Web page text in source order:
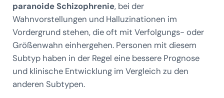
paranoide Schizophrenie, bei der
Wahnvorstellungen und Halluzinationen im
Vordergrund stehen, die oft mit Verfolgungs- oder
Größenwahn einhergehen. Personen mit diesem
Subtyp haben in der Regel eine bessere Prognose
und klinische Entwicklung im Vergleich zu den
anderen Subtypen.